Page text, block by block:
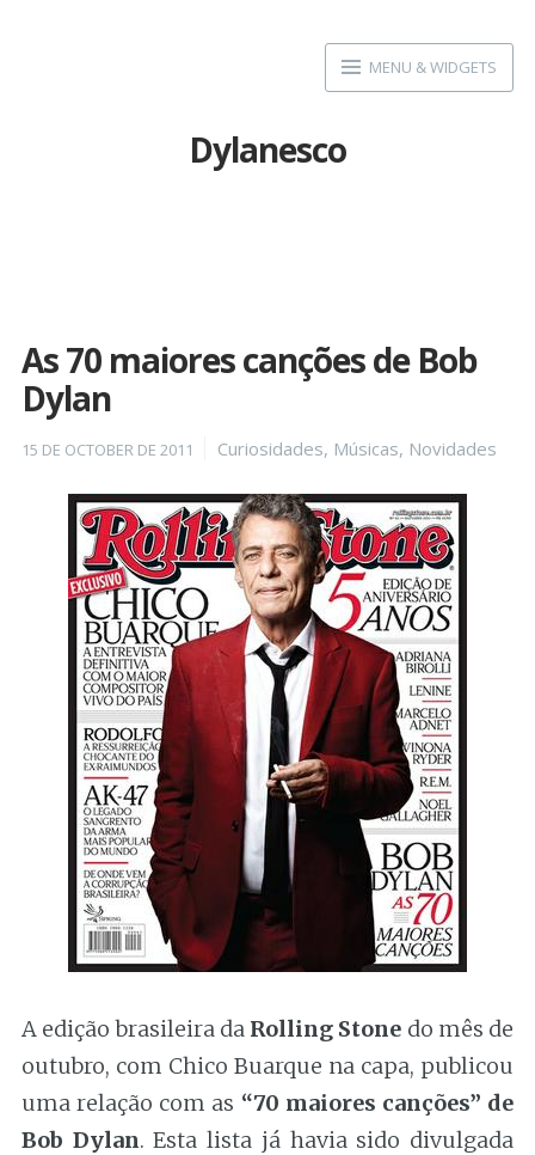
MENU & WIDGETS
Dylanesco
As 70 maiores canções de Bob
Dylan
Posted
15 DE OCTOBER DE 2011 Categories
Curiosidades, Músicas, Novidades
A edição brasileira da Rolling Stone do mês de
outubro, com Chico Buarque na capa, publicou
uma relação com as “70 maiores canções” de
Bob Dylan. Esta lista já havia sido divulgada